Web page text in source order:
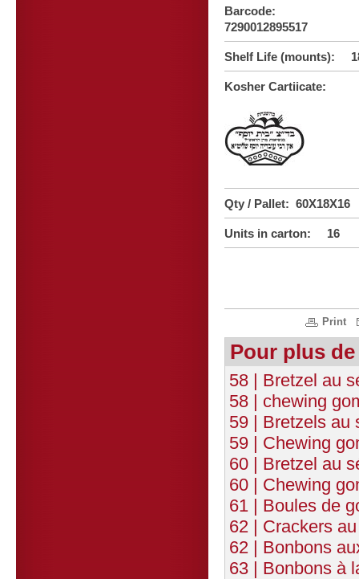
Barcode:
7290012895517
Shelf Life (mounts):
Kosher Cartiicate:
Qty / Pallet: 60X18X16
Units in carton: 16
Print
Pour plus
58 | Bretzel au
58 | chewing
59 | Bretzels au
59 | Chewing
60 | Bretzel au
60 | Chewing
61 | Boules de
62 | Crackers
62 | Bonbons
63 | Bonbons à